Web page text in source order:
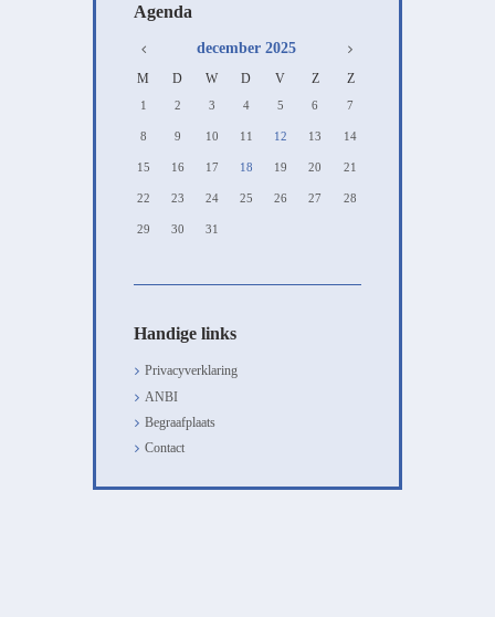
Agenda
december2025
M D W D V Z Z
1 2 3 4 5 6 7
8 9 10 11 12 13 14
15 16 17 18 19 20 21
22 23 24 25 26 27 28
29 30 31
Handige links
Privacyverklaring
ANBI
Begraafplaats
Contact